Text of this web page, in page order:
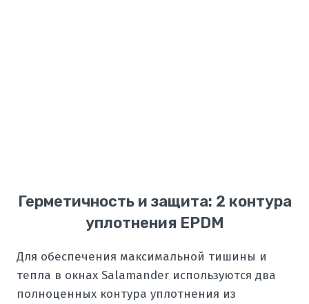
Герметичность и защита: 2 контура
уплотнения EPDM
Для обеспечения максимальной тишины и
тепла в окнах Salamander используются два
полноценных контура уплотнения из